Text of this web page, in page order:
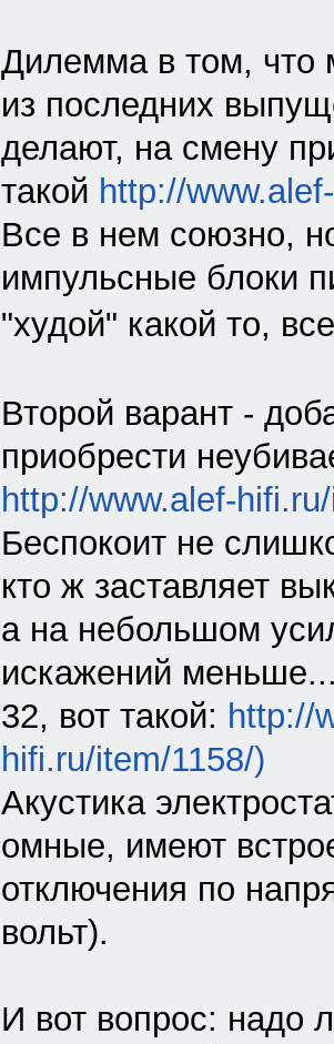
Дилемма в том, что
из последних
делают, на смену
такой http://
Все в нем союзно,
импульсные блоки
"худой" какой то,
Второй варант -
приобрести
http://www.alef-
Беспокоит не
кто ж заставляет
а на небольшом
искажений
32, вот такой: http://
hifi.ru/item/1158/)
Акустика
омные, имеют
отключения по
вольт).
И вот вопрос: надо